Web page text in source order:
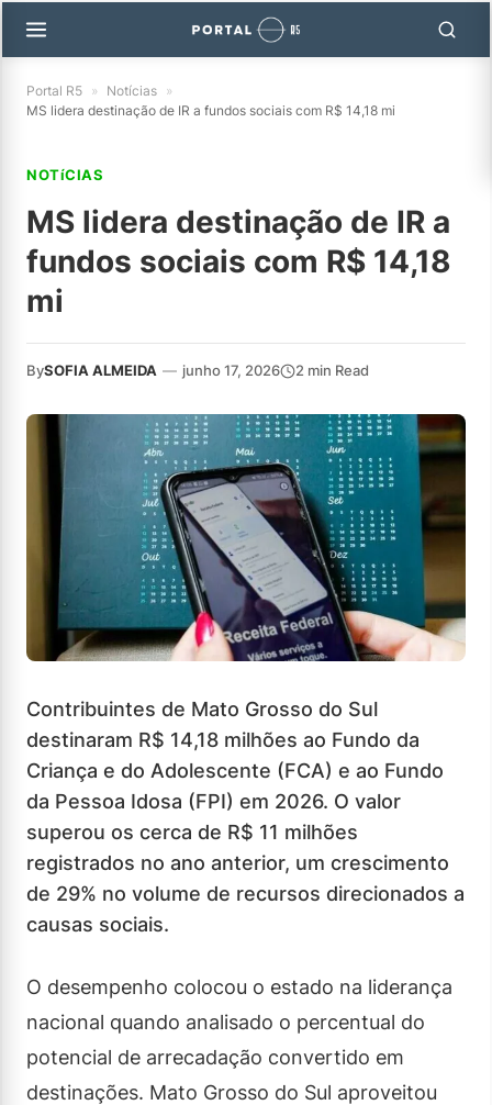
Portal R5 » Notícias »
MS lidera destinação de IR a fundos sociais com R$ 14,18 mi
NOTíCIAS
MS lidera destinação de IR a
fundos sociais com R$ 14,18
mi
BySOFIA ALMEIDA — junho 17, 2026 2 min Read
Contribuintes de Mato Grosso do Sul
destinaram R$ 14,18 milhões ao Fundo da
Criança e do Adolescente (FCA) e ao Fundo
da Pessoa Idosa (FPI) em 2026. O valor
superou os cerca de R$ 11 milhões
registrados no ano anterior, um crescimento
de 29% no volume de recursos direcionados a
causas sociais.
O desempenho colocou o estado na liderança
nacional quando analisado o percentual do
potencial de arrecadação convertido em
destinações. Mato Grosso do Sul aproveitou